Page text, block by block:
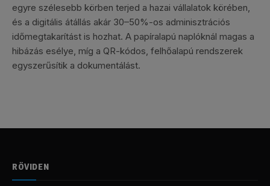
egyre szélesebb körben terjed a hazai vállalatok körében,
és a digitális átállás akár 30–50%-os adminisztrációs
időmegtakarítást is hozhat. A papíralapú naplóknál magas a
hibázás esélye, míg a QR-kódos, felhőalapú rendszerek
egyszerűsítik a dokumentálást.
RÖVIDEN